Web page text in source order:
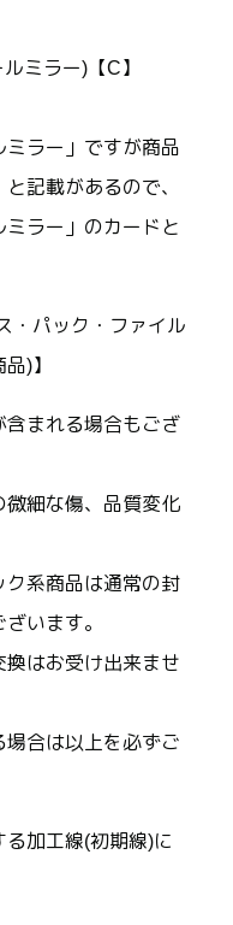
ミラー)【C】
ラー」ですが商品
記載があるので、
ラー」のカードと
・パック・ファイル
)】
含まれる場合もござ
微細な傷、品質変化
ク系商品は通常の封
います。
はお受け出来ませ
場合は以上を必ずご
る加工線(初期線)に